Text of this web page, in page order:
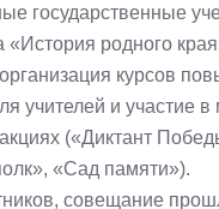
государственные
«История родного
курсов
учителей и участие
(«Диктант
«Сад памяти»).
совещание